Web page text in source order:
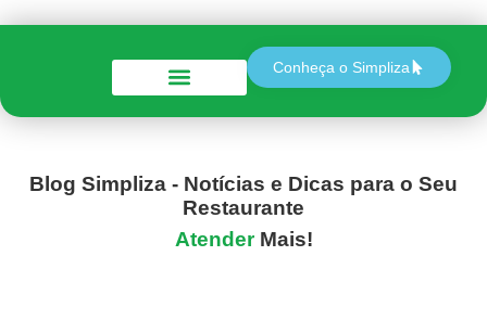
Conheça o Simpliza
Blog Simpliza - Notícias e Dicas para o Seu
Restaurante
Atender Mais!